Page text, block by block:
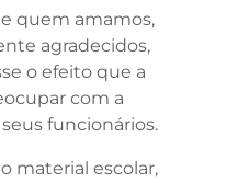
quem amamos,
agradecidos,
o efeito que a
com a
funcionários.
material escolar,